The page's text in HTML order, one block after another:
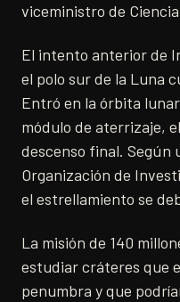
viceministro de
El intento anterior de
el polo sur de la Luna
Entró en la órbita
módulo de aterrizaje,
descenso final. Según
Organización de
el estrellamiento se
La misión de 140
estudiar cráteres que
penumbra y que